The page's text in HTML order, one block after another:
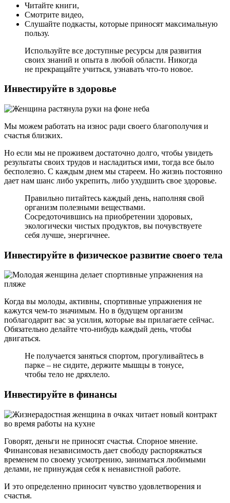
Читайте книги,
Смотрите видео,
Слушайте подкасты, которые приносят максимальную
пользу.
Используйте все доступные ресурсы для развития
своих знаний и опыта в любой области. Никогда
не прекращайте учиться, узнавать что-то новое.
Инвестируйте в здоровье
Мы можем работать на износ ради своего благополучия и
счастья близких.
Но если мы не проживем достаточно долго, чтобы увидеть
результаты своих трудов и насладиться ими, тогда все было
бесполезно. С каждым днем мы стареем. Но жизнь постоянно
дает нам шанс либо укрепить, либо ухудшить свое здоровье.
Правильно питайтесь каждый день, наполняя свой
организм полезными веществами.
Сосредоточившись на приобретении здоровых,
экологически чистых продуктов, вы почувствуете
себя лучше, энергичнее.
Инвестируйте в физическое развитие своего тела
Когда вы молоды, активны, спортивные упражнения не
кажутся чем-то значимым. Но в будущем организм
поблагодарит вас за усилия, которые вы прилагаете сейчас.
Обязательно делайте что-нибудь каждый день, чтобы
двигаться.
Не получается заняться спортом, прогуливайтесь в
парке – не сидите, держите мышцы в тонусе,
чтобы тело не дряхлело.
Инвестируйте в финансы
Говорят, деньги не приносят счастья. Спорное мнение.
Финансовая независимость дает свободу распоряжаться
временем по своему усмотрению, заниматься любимыми
делами, не принуждая себя к ненавистной работе.
И это определенно приносит чувство удовлетворения и
счастья.